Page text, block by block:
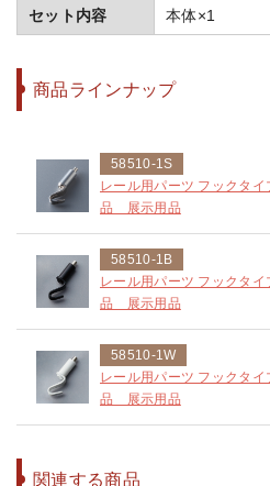
セット内容 本体×1
商品ラインナップ
58510-1S
レール用パーツ フックタ
品 展示用品
58510-1B
レール用パーツ フックタ
品 展示用品
58510-1W
レール用パーツ フックタ
品 展示用品
関連する商品